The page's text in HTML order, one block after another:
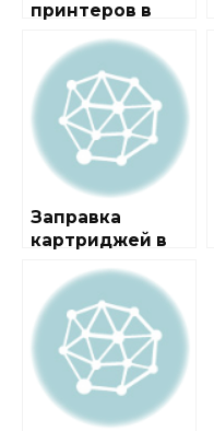
принтеров в
Таганский
Заправка
картриджей в
Дорогомилово